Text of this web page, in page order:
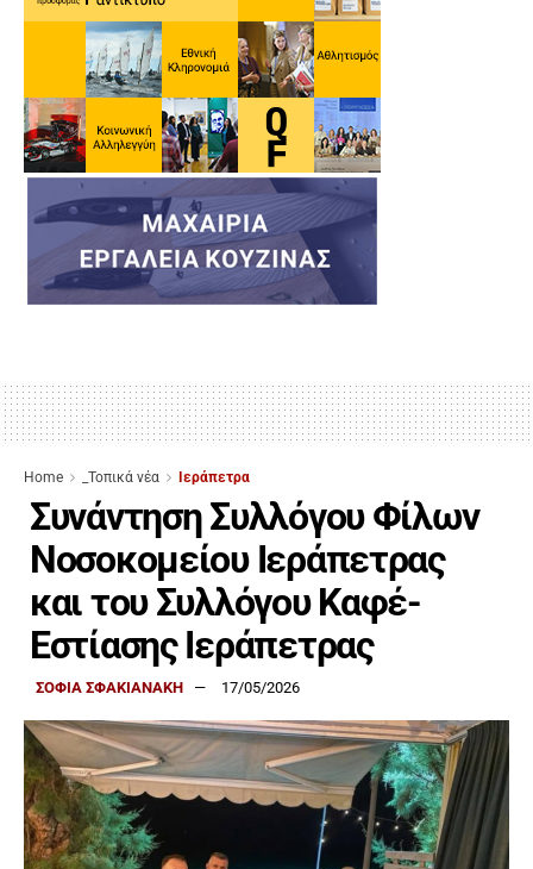
Home _Τοπικά νέα Ιεράπετρα
Συνάντηση Συλλόγου Φίλων
Νοσοκομείου Ιεράπετρας
και του Συλλόγου Καφέ-
Εστίασης Ιεράπετρας
ΣΟΦΙΑ ΣΦΑΚΙΑΝΑΚΗ 17/05/2026